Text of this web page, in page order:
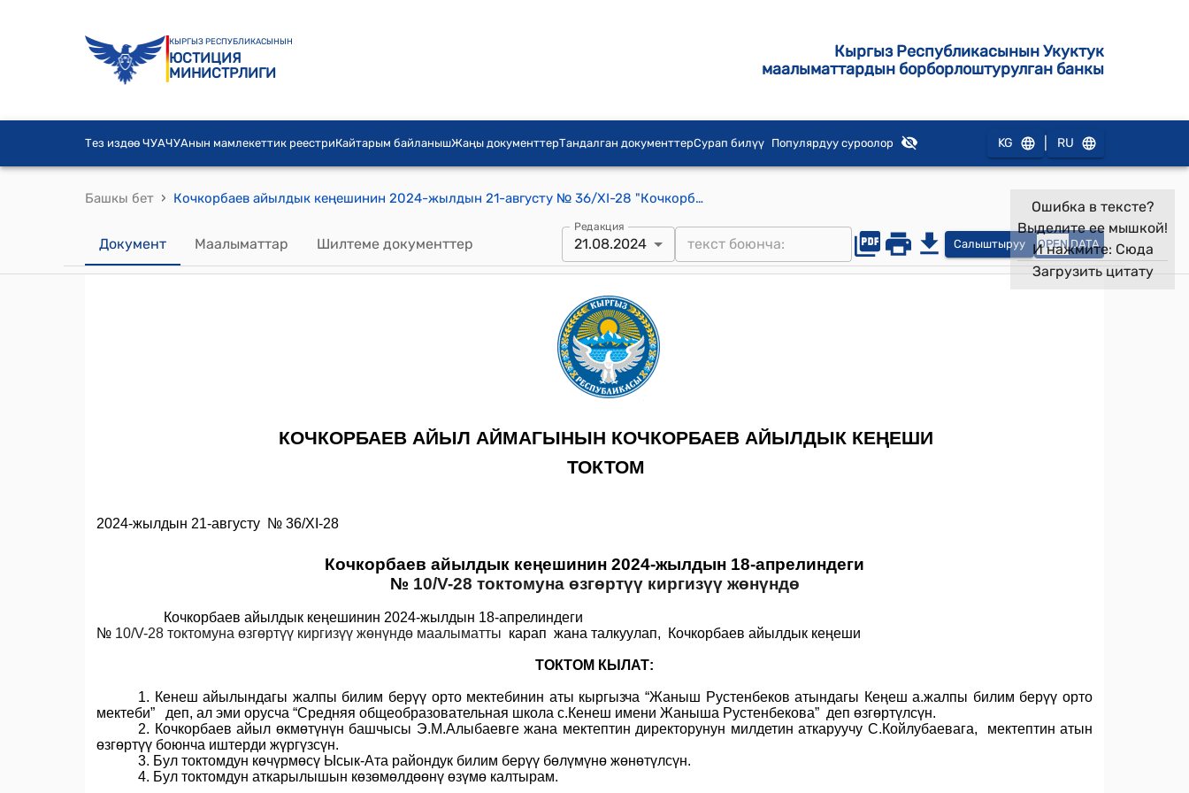
КЫРГЫЗ РЕСПУБЛИКАСЫНЫН
ЮСТИЦИЯ
МИНИСТРЛИГИ
Кыргыз Республикасынын Укуктук
маалыматтардын борборлоштурулган банкы
Тез издөө ЧУАЧУАнын мамлекеттик реестриКайтарым байланышЖаңы документтерТандалган документтерСурап билүү Популярдуу суроолор KG RU
Башкы бет › Кочкорбаев айылдык кеңешинин 2024-жылдын 21-августу № 36/XI-28 "Кочкорбаев айылдык кеңешинин 2024-жылдын 18-апрелиндеги № 10/V-28 токтомуна өзгөртүү киргизүү жөнүндө" токтому
Документ Маалыматтар Шилтеме документтер
Редакция
21.08.2024 Салыштыруу OPEN DATA
Ошибка в тексте?
Выделите ее мышкой!
И нажмите: Сюда
Загрузить цитату